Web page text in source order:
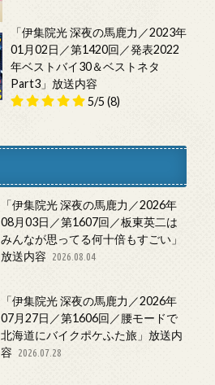
「伊集院光 深夜の馬鹿力／2023年
01月02日／第1420回／発表2022
年ベストバイ30＆ベストネタ
Part3」放送内容
5/5 (8)
「伊集院光 深夜の馬鹿力／2026年
08月03日／第1607回／板東英二は
みんなが思ってる何十倍もすごい」
放送内容
2026.08.04
「伊集院光 深夜の馬鹿力／2026年
07月27日／第1606回／腰モードで
北海道にバイクポケふた旅」放送内
容
2026.07.28